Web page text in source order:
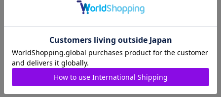
■ブロマイドの個包装はしておりません。
2003011-009